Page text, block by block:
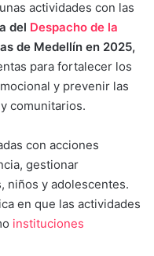
actividades con las
del Despacho de la
de Medellín en 2025,
para fortalecer los
y prevenir las
comunitarios.
con acciones
gestionar
niños y adolescentes.
en que las actividades
instituciones